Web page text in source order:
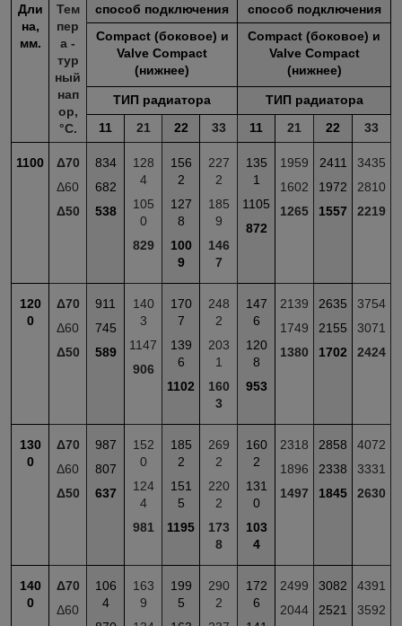
Дли
на,
мм.
Тем
пер
а -
тур
ный
нап
ор,
°С.
способ подключения
способ подключения
Compact (боковое) и
Valve Compact
(нижнее)
Compact (боковое) и
Valve Compact
(нижнее)
ТИП радиатора
ТИП радиатора
11
21 22 33 11 21 22 33
1100
Δ70
Δ60
Δ50
834
682
538
128
4
105
0
829
156
2
127
8
100
9
227
2
185
9
146
7
135
1
1105
872
1959
1602
1265
2411
1972
1557
3435
2810
2219
120
0
Δ70
Δ60
Δ50
911
745
589
140
3
1147
906
170
7
139
6
1102
248
2
203
1
160
3
147
6
120
8
953
2139
1749
1380
2635
2155
1702
3754
3071
2424
130
0
Δ70
Δ60
Δ50
987
807
637
152
0
124
4
981
185
2
151
5
1195
269
2
220
2
173
8
160
2
131
0
103
4
2318
1896
1497
2858
2338
1845
4072
3331
2630
140
0
Δ70
Δ60
106
4
163
9
199
5
290
2
172
6
2499
2044
3082
2521
4391
3592